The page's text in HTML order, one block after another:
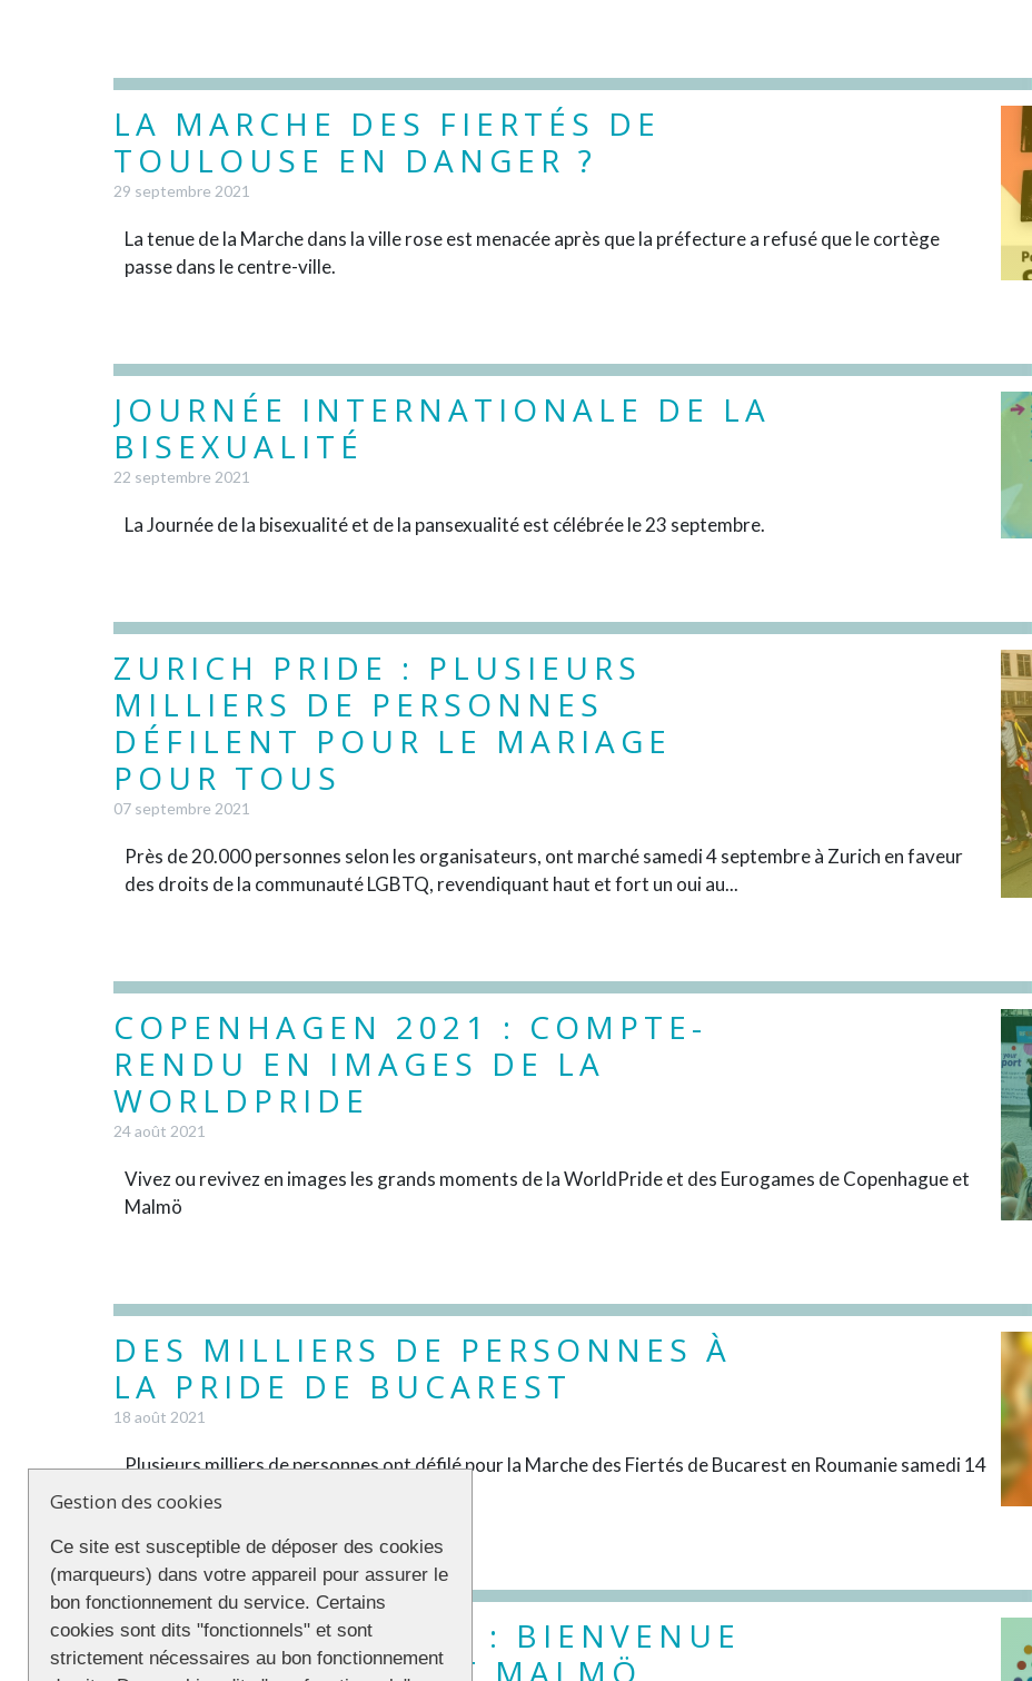
LA MARCHE DES FIERTÉS DE
TOULOUSE EN DANGER ?
29 septembre 2021
La tenue de la Marche dans la ville rose est menacée après que la préfecture a refusé que le cortège
passe dans le centre-ville.
JOURNÉE INTERNATIONALE DE LA
BISEXUALITÉ
22 septembre 2021
La Journée de la bisexualité et de la pansexualité est célébrée le 23 septembre.
ZURICH PRIDE : PLUSIEURS
MILLIERS DE PERSONNES
DÉFILENT POUR LE MARIAGE
POUR TOUS
07 septembre 2021
Près de 20.000 personnes selon les organisateurs, ont marché samedi 4 septembre à Zurich en faveur
des droits de la communauté LGBTQ, revendiquant haut et fort un oui au...
COPENHAGEN 2021 : COMPTE-
RENDU EN IMAGES DE LA
WORLDPRIDE
24 août 2021
Vivez ou revivez en images les grands moments de la WorldPride et des Eurogames de Copenhague et
Malmö
DES MILLIERS DE PERSONNES À
LA PRIDE DE BUCAREST
18 août 2021
Plusieurs milliers de personnes ont défilé pour la Marche des Fiertés de Bucarest en Roumanie samedi 14
août.
WORLDPRIDE 2021 : BIENVENUE
À COPENHAGUE ET MALMÖ
Gestion des cookies
Ce site est susceptible de déposer des cookies
(marqueurs) dans votre appareil pour assurer le
bon fonctionnement du service. Certains
cookies sont dits "fonctionnels" et sont
strictement nécessaires au bon fonctionnement